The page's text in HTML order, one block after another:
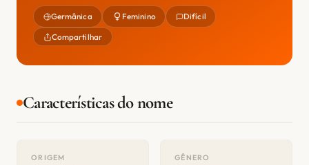
Germânica Feminino Difícil
Compartilhar
Características do nome
ORIGEM GÊNERO